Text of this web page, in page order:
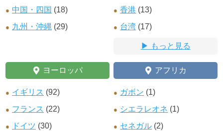
中国・四国 (18)
九州・沖縄 (29)
香港 (13)
台湾 (17)
もっと見る
ヨーロッパ
イギリス (92)
フランス (22)
ドイツ (30)
アフリカ
ガボン (1)
シエラレオネ (1)
セネガル (2)